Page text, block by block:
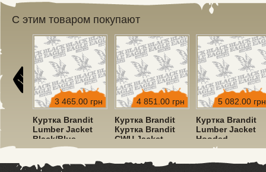
С этим товаром покупают
грн
3 465.00 грн
Куртка Brandit
Lumber Jacket
Black/Blue
4 851.00 грн
Куртка Brandit
Куртка Brandit
CWU Jacket
Hooded Olive
5 082.00 грн
Куртка Brandit
Lumber Jacket
Hooded
Red/Black